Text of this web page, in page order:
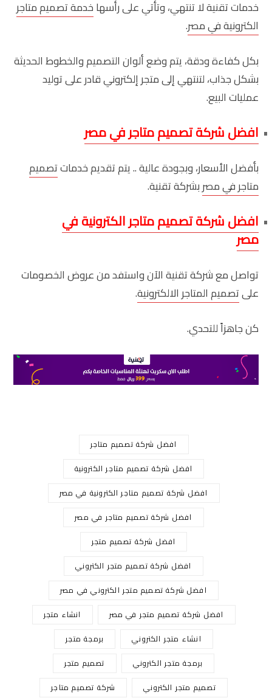
خدمات تقنية لا تنتهي، وتأتي على رأسهاخدمة تصميم متاجر
الكترونية في مصر.
بكل كفاءة ودقة، يتم وضع ألوان التصميم والخطوط الحديثة
بشكل جذاب، لتنتهي إلى متجر إلكتروني قادر على توليد
عمليات البيع.
افضل شركة تصميم متاجر في مصر
بأفضل الأسعار، وبجودة عالية .. يتم تقديم خدماتتصميم
متاجر في مصربشركة تقنية.
افضل شركة تصميم متاجر الكترونية في
مصر
تواصل مع شركة تقنية الآن واستفد من عروض الخصومات
علىتصميم المتاجر الالكترونية.
كن جاهزاً للتحدي.
افضل شركة تصميم متاجر
افضل شركة تصميم متاجر الكترونية
افضل شركة تصميم متاجر الكترونية في مصر
افضل شركة تصميم متاجر في مصر
افضل شركة تصميم متجر
افضل شركة تصميم متجر الكتروني
افضل شركة تصميم متجر الكتروني في مصر
افضل شركة تصميم متجر في مصر
انشاء متجر
انشاء متجر الكتروني
برمجة متجر
برمجة متجر الكتروني
تصميم متجر
تصميم متجر الكتروني
شركة تصميم متاجر